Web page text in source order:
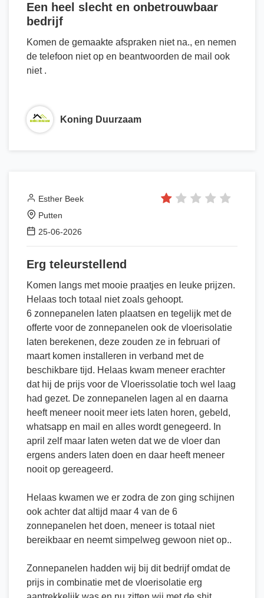
Een heel slecht en onbetrouwbaar
bedrijf
Komen de gemaakte afspraken niet na., en nemen
de telefoon niet op en beantwoorden de mail ook
niet .
Koning Duurzaam
Esther Beek
Putten
25-06-2026
Erg teleurstellend
Komen langs met mooie praatjes en leuke prijzen.
Helaas toch totaal niet zoals gehoopt.
6 zonnepanelen laten plaatsen en tegelijk met de
offerte voor de zonnepanelen ook de vloerisolatie
laten berekenen, deze zouden ze in februari of
maart komen installeren in verband met de
beschikbare tijd. Helaas kwam meneer erachter
dat hij de prijs voor de Vloerissolatie toch wel laag
had gezet. De zonnepanelen lagen al en daarna
heeft meneer nooit meer iets laten horen, gebeld,
whatsapp en mail en alles wordt genegeerd. In
april zelf maar laten weten dat we de vloer dan
ergens anders laten doen en daar heeft meneer
nooit op gereageerd.
Helaas kwamen we er zodra de zon ging schijnen
ook achter dat altijd maar 4 van de 6
zonnepanelen het doen, meneer is totaal niet
bereikbaar en neemt simpelweg gewoon niet op..
Zonnepanelen hadden wij bij dit bedrijf omdat de
prijs in combinatie met de vloerisolatie erg